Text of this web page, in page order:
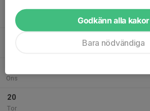
Mån
Ons
20
Tor
Godkänn alla kakor
Bara nödvändiga